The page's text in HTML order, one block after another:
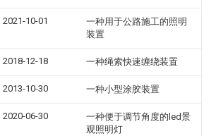
2021-10-01
一种用于公路施工的照明
装置
2018-12-18 一种绳索快速缠绕装置
2013-10-30 一种小型涂胶装置
2020-06-30
一种便于调节角度的led景
观照明灯